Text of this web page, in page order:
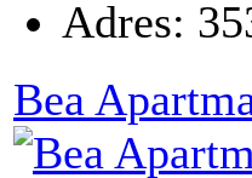
Adres:
Bea